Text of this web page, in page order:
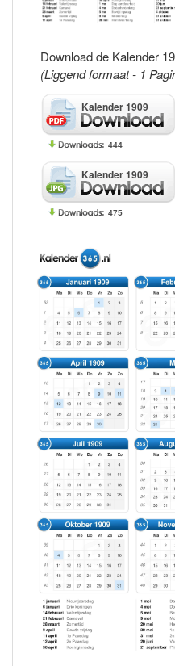
Download de Kalender
(Liggend formaat - 1
Kalender 1909
444
Kalender 1909
475